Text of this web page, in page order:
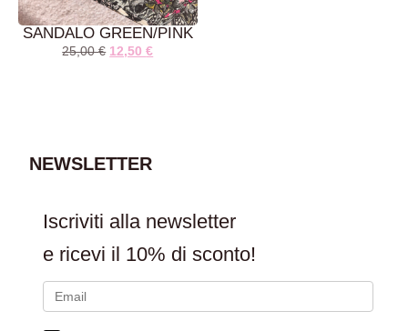
SANDALO GREEN/PINK
25,00€ 12,50€
AGGIUNGI AL
NEWSLETTER
Iscriviti alla newsletter
e ricevi il 10% di sconto!